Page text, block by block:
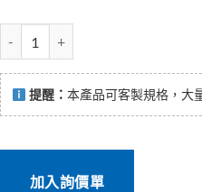
提醒： 本產品可客製規格，大
加入詢價單